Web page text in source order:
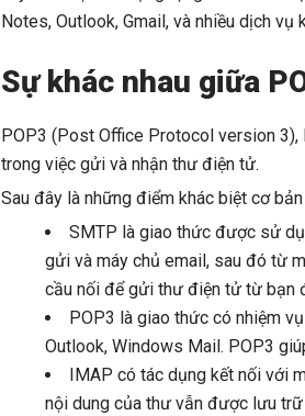
Notes, Outlook, Gmail, và nhiều dịch vụ
Sự khác nhau giữa
POP3 (Post Office Protocol version
trong việc gửi và nhận thư điện tử.
Sau đây là những điểm khác biệt cơ
SMTP là giao thức được sử
gửi và máy chủ email, sau đó từ
cầu nối để gửi thư điện tử từ bạn
POP3 là giao thức có nhiệm
Outlook, Windows Mail. POP3
IMAP có tác dụng kết nối với
nội dung của thư vẫn được lưu